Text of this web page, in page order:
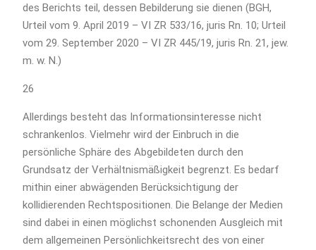
des Berichts teil, dessen Bebilderung sie dienen (BGH,
Urteil vom 9. April 2019 – VI ZR 533/16, juris Rn. 10; Urteil
vom 29. September 2020 – VI ZR 445/19, juris Rn. 21, jew.
m. w. N.)
26
Allerdings besteht das Informationsinteresse nicht
schrankenlos. Vielmehr wird der Einbruch in die
persönliche Sphäre des Abgebildeten durch den
Grundsatz der Verhältnismäßigkeit begrenzt. Es bedarf
mithin einer abwägenden Berücksichtigung der
kollidierenden Rechtspositionen. Die Belange der Medien
sind dabei in einen möglichst schonenden Ausgleich mit
dem allgemeinen Persönlichkeitsrecht des von einer